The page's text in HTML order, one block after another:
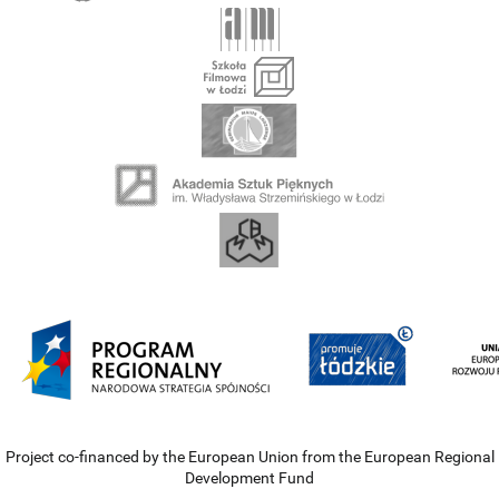
Project co-financed by the European Union from the European Regional
Development Fund